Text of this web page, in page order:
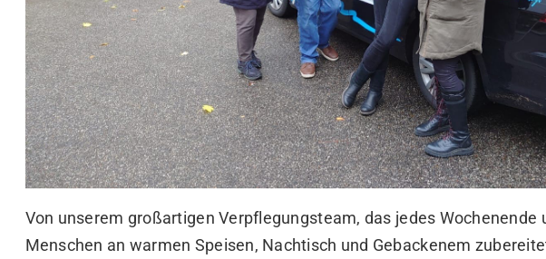
Von unserem großartigen Verpflegungsteam, das jedes Wochenende
Menschen an warmen Speisen, Nachtisch und Gebackenem